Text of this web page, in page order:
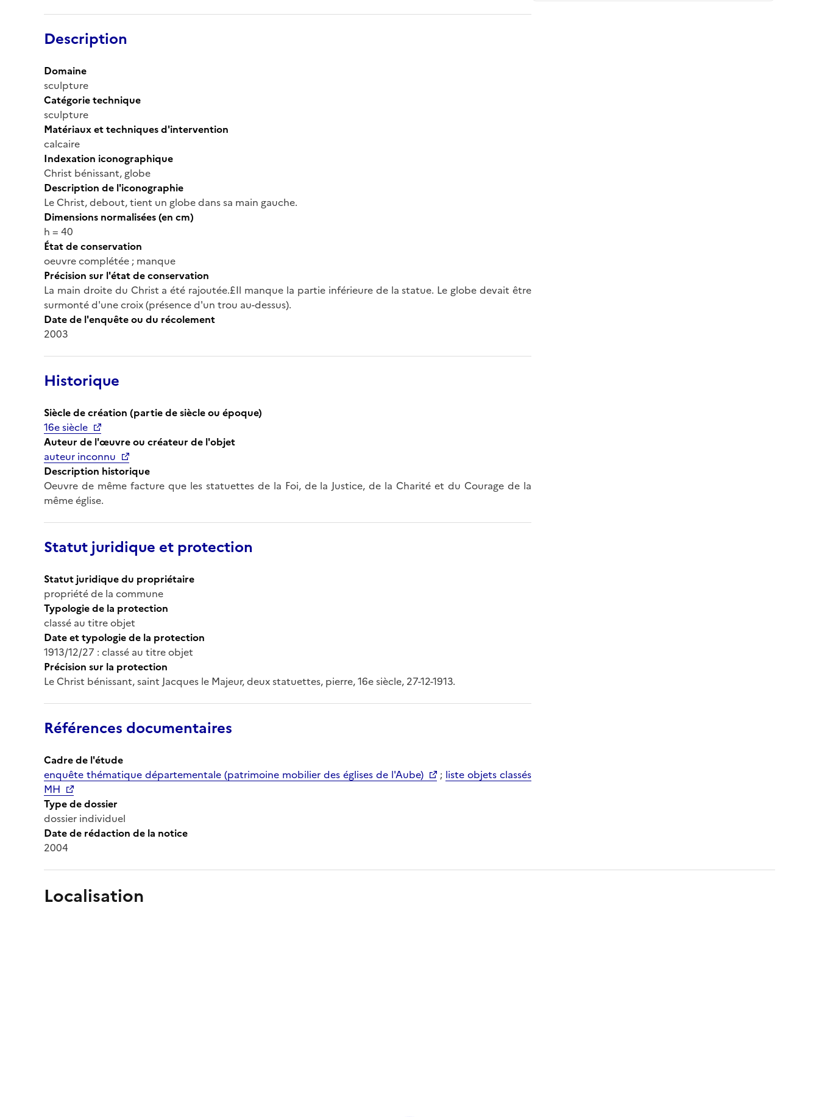
Description
Domaine
sculpture
Catégorie technique
sculpture
Matériaux et techniques d'intervention
calcaire
Indexation iconographique
Christ bénissant, globe
Description de l'iconographie
Le Christ, debout, tient un globe dans sa main gauche.
Dimensions normalisées (en cm)
h = 40
État de conservation
oeuvre complétée ; manque
Précision sur l'état de conservation
La main droite du Christ a été rajoutée.£Il manque la partie inférieure de la statue. Le globe devait être
surmonté d'une croix (présence d'un trou au-dessus).
Date de l'enquête ou du récolement
2003
Historique
Siècle de création (partie de siècle ou époque)
16e siècle
Auteur de l'œuvre ou créateur de l'objet
auteur inconnu
Description historique
Oeuvre de même facture que les statuettes de la Foi, de la Justice, de la Charité et du Courage de la
même église.
Statut juridique et protection
Statut juridique du propriétaire
propriété de la commune
Typologie de la protection
classé au titre objet
Date et typologie de la protection
1913/12/27 : classé au titre objet
Précision sur la protection
Le Christ bénissant, saint Jacques le Majeur, deux statuettes, pierre, 16e siècle, 27-12-1913.
Références documentaires
Cadre de l'étude
enquête thématique départementale (patrimoine mobilier des églises de l'Aube)
; liste objets classés
MH
Type de dossier
dossier individuel
Date de rédaction de la notice
2004
Localisation